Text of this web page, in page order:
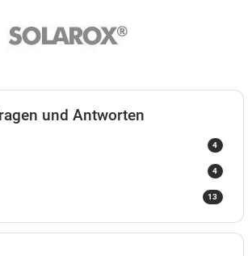
und Antworten
4
4
13